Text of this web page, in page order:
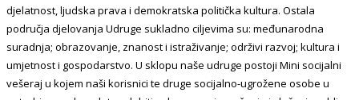
djelatnost, ljudska prava i demokratska politička kultura. Ostala
područja djelovanja Udruge sukladno ciljevima su: međunarodna
suradnja; obrazovanje, znanost i istraživanje; održivi razvoj; kultura i
umjetnost i gospodarstvo. U sklopu naše udruge postoji Mini socijalni
vešeraj u kojem naši korisnici te druge socijalno-ugrožene osobe u